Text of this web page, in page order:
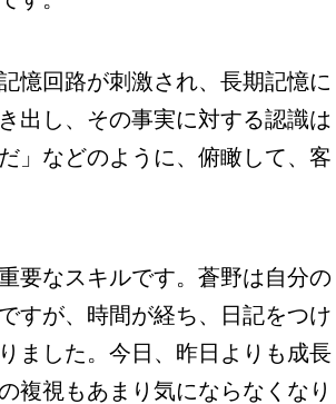
憶回路が刺激され、長期記憶に
出し、その事実に対する認識は
」などのように、俯瞰して、客
要なスキルです。蒼野は自分の
すが、時間が経ち、日記をつけ
ました。今日、昨日よりも成長
複視もあまり気にならなくなり